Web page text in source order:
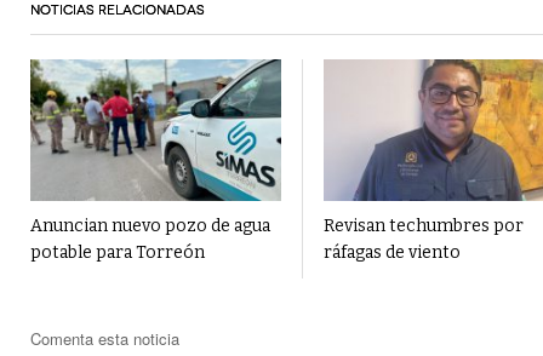
NOTICIAS RELACIONADAS
Anuncian nuevo pozo de agua
potable para Torreón
Revisan techumbres por
ráfagas de viento
Comenta esta noticia